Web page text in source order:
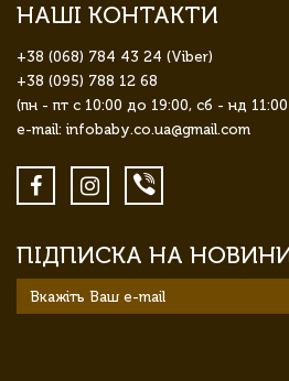
НАШІ КОНТАКТИ
+38 (068) 784 43 24 (Viber)
+38 (095) 788 12 68
(пн - пт с 10:00 до 19:00, сб - нд
e-mail: infobaby.co.ua@gmail.com
ПІДПИСКА НА